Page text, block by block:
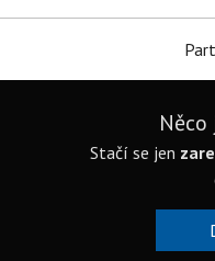
Stačí se jen